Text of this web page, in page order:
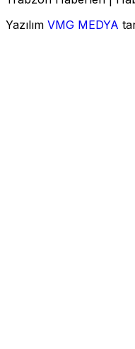
Yazılım VMG MEDYA